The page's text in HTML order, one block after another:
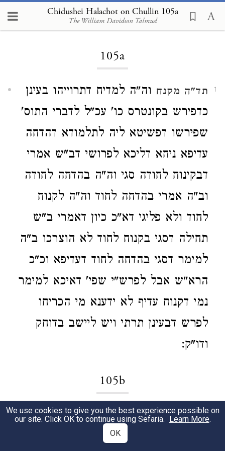
Chidushei Halachot on Chullin 105a
The William Davidson Talmud
Loading...
105a
1 תד"ה מקנח וה"ה למדיח דתרוייהו בעינן
כדפירש בקונטרס כו' עכ"ל לדברי התוס'
שפירשו דפשיטא ליה לתלמודא דהדחה
עדיפא ניחא דליכא לפרושי דב"ש אמרי
דבקינוח לחודה סגי וה"ה בהדחה לחודה
וב"ה אמרי בהדחה לחוד וה"ה לקנוח
לחוד ולא פליגי דא"כ כיון דאמרי ב"ש
תחילה דסגי בקנוח לחוד לא הוצרכו ב"ה
למימר דסגי בהדחה לחוד דעדיפא וכ"כ
הרא"ש אבל לפרש"י שפי' דאיכא למימר
נמי דקנוח עדיף לא ידענא מי הכריחו
לפרש דבעינן תרתי ויש ליישב בדוחק
ודו"ק:
105b
1 גמ'אמרה להו מאי איעביד לכו כו' מזה
נראה שלא יכלה לעשות כישוף ומעיקרא
We use cookies to give you the best experience possible on
our site. Click OK to continue using Sefaria. Learn More.
OK